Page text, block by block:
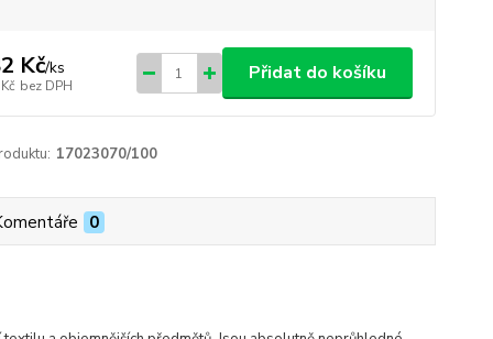
Kč/ks
bez DPH
Přidat do košíku
17023070/100
0